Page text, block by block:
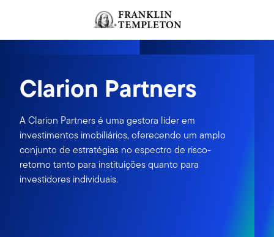
Clarion Partners
A Clarion Partners é uma gestora líder em
investimentos imobiliários, oferecendo um amplo
conjunto de estratégias no espectro de risco-
retorno tanto para instituições quanto para
investidores individuais.